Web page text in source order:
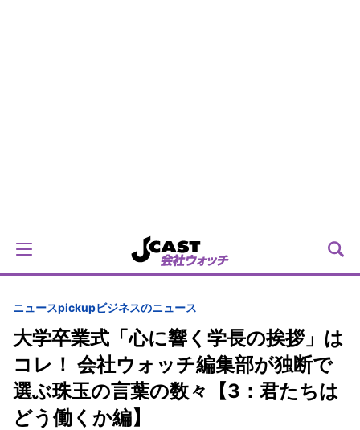
ニュースpickupビジネスのニュース
大学卒業式「心に響く学長の挨拶」は
コレ！ 会社ウォッチ編集部が独断で
選ぶ珠玉の言葉の数々【3：君たちは
どう働くか編】